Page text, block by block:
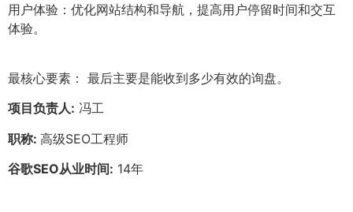
用户体验：优化网站结构和导航，提高用户停留时间和交互
体验。
最核心要素： 最后主要是能收到多少有效的询盘。
项目负责人: 冯工
职称: 高级SEO工程师
谷歌SEO从业时间: 14年